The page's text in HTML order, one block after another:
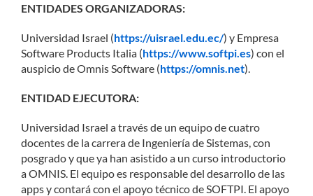
ENTIDADES ORGANIZADORAS:
Universidad Israel (https://uisrael.edu.ec/) y Empresa
Software Products Italia (https://www.softpi.es) con el
auspicio de Omnis Software (https://omnis.net).
ENTIDAD EJECUTORA:
Universidad Israel a través de un equipo de cuatro
docentes de la carrera de Ingeniería de Sistemas, con
posgrado y que ya han asistido a un curso introductorio
a OMNIS. El equipo es responsable del desarrollo de las
apps y contará con el apoyo técnico de SOFTPI. El apoyo